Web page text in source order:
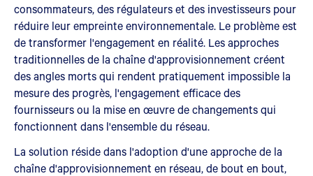
consommateurs, des régulateurs et des investisseurs pour
réduire leur empreinte environnementale. Le problème est
de transformer l'engagement en réalité. Les approches
traditionnelles de la chaîne d'approvisionnement créent
des angles morts qui rendent pratiquement impossible la
mesure des progrès, l'engagement efficace des
fournisseurs ou la mise en œuvre de changements qui
fonctionnent dans l'ensemble du réseau.
La solution réside dans l'adoption d'une approche de la
chaîne d'approvisionnement en réseau, de bout en bout,